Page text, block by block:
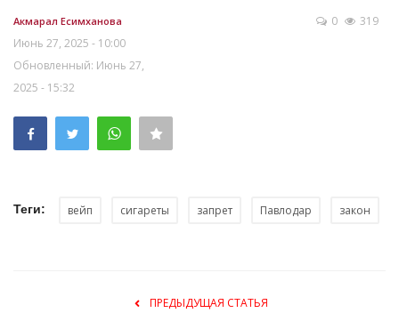
Акмарал Есимханова
Июнь 27, 2025 - 10:00
Обновленный: Июнь 27,
2025 - 15:32
0 319
Теги: вейп сигареты запрет Павлодар закон
ПРЕДЫДУЩАЯ СТАТЬЯ